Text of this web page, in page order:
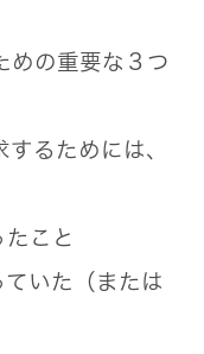
めの重要な３つ
るためには、
こと
いた（または